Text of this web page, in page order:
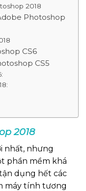
2018
Photoshop
CS6
CS5
2018
nhất, nhưng
phần mềm khá
dụng hết các
máy tính tương